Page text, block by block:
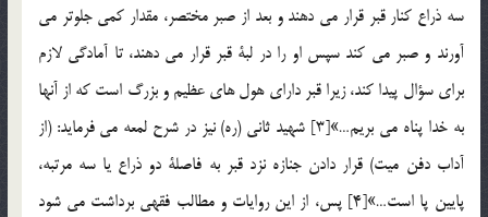
سه ذراع كنار قبر قرار مي دهند و بعد از صبر مختصر، مقدار كمي جلوتر مي
آورند و صبر مي كند سپس او را در لبة قبر قرار مي دهند، تا آمادگي لازم
براي سؤال پيدا كند، زيرا قبر داراي هول هاي عظيم و بزرگ است كه از آنها
به خدا پناه مي بريم…»[3] شهيد ثاني (ره) نيز در شرح لمعه مي فرمايد: (از
آداب دفن ميت) قرار دادن جنازه نزد قبر به فاصلة دو ذراع يا سه مرتبه،
پايين پا است…»[4] پس، از اين روايات و مطالب فقهي برداشت مي شود